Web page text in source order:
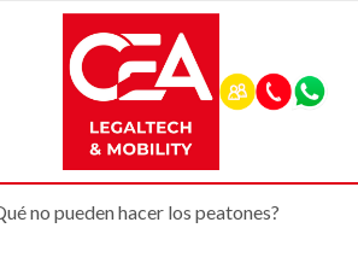
no pueden hacer los peatones?